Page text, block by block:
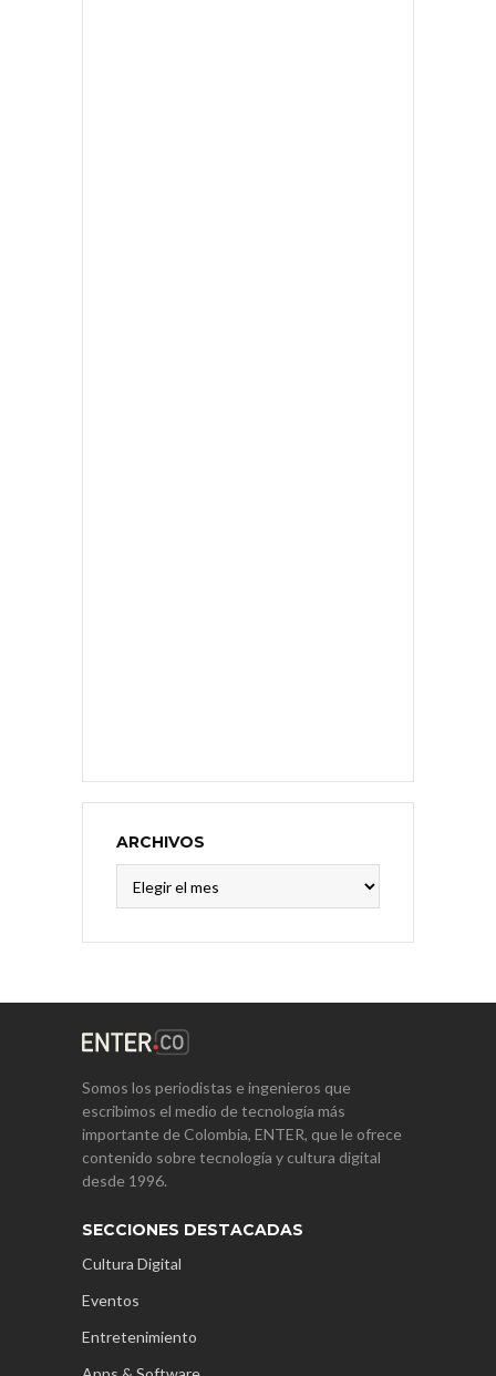
ARCHIVOS
Somos los periodistas e ingenieros que
escribimos el medio de tecnología más
importante de Colombia, ENTER, que le ofrece
contenido sobre tecnología y cultura digital
desde 1996.
SECCIONES DESTACADAS
Cultura Digital
Eventos
Entretenimiento